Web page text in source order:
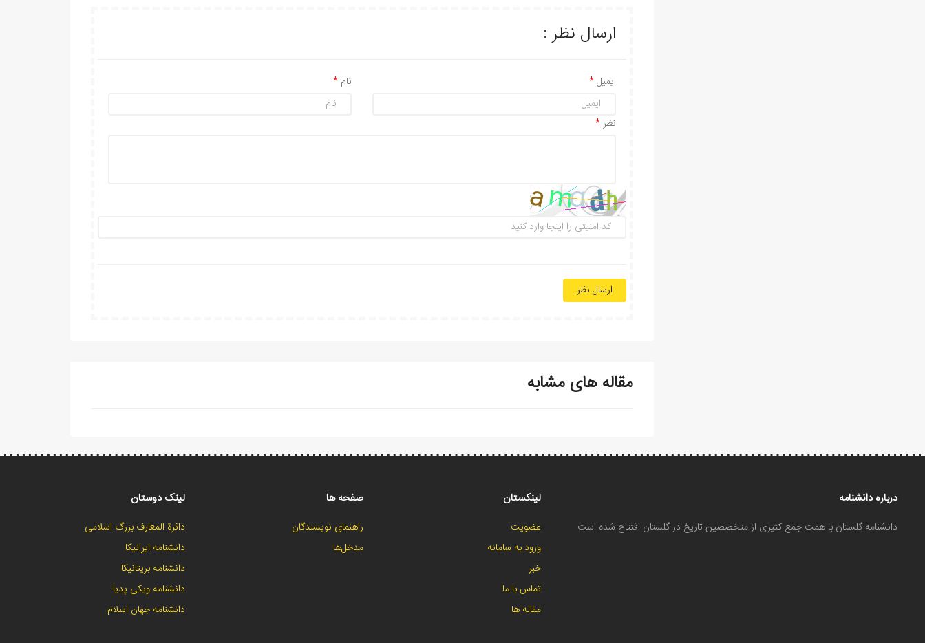
ارسال نظر :
نام ایمیل
نظر
ارسال نظر
مقاله های مشابه
درباره دانشنامه
دانشنامه گلستان با همت جمع کثیری از متخصصین تاریخ در گلستان افتتاح شده است
لینکستان
عضویت
ورود به سامانه
خبر
تماس با ما
مقاله ها
صفحه ها
راهنمای نویسندگان
مدخل‌ها
لینک دوستان
دائرة المعارف بزرگ اسلامی
دانشنامه ایرانیکا
دانشنامه بریتانیکا
دانشنامه ویکی پدیا
دانشنامه جهان اسلام